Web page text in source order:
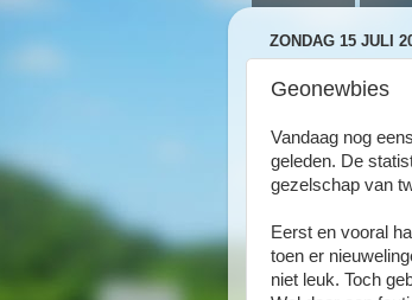
ZONDAG 15 JULI
Geonewbies
Vandaag nog
geleden. De
gezelschap van
Eerst en vooral
toen er
niet leuk. Toch